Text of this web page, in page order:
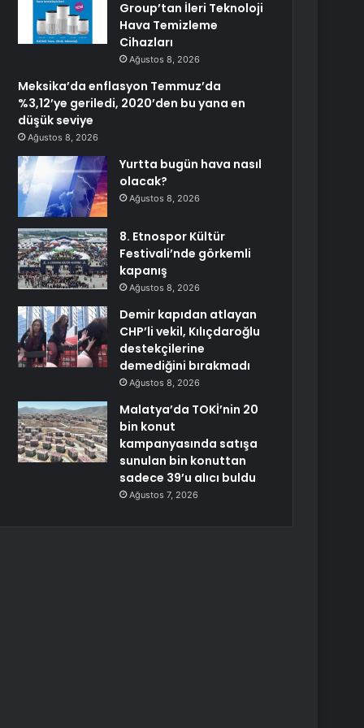
Group’tan İleri Teknoloji
Hava Temizleme
Cihazları
Ağustos 8, 2026
Meksika’da enflasyon Temmuz’da
%3,12’ye geriledi, 2020’den bu yana en
düşük seviye
Ağustos 8, 2026
Yurtta bugün hava nasıl
olacak?
Ağustos 8, 2026
8. Etnospor Kültür
Festivali’nde görkemli
kapanış
Ağustos 8, 2026
Demir kapıdan atlayan
CHP’li vekil, Kılıçdaroğlu
destekçilerine
demediğini bırakmadı
Ağustos 8, 2026
Malatya’da TOKİ’nin 20
bin konut
kampanyasında satışa
sunulan bin konuttan
sadece 39’u alıcı buldu
Ağustos 7, 2026